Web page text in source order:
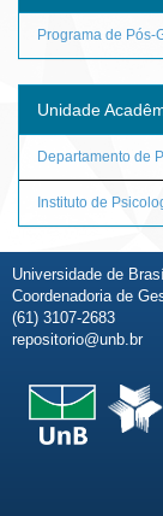
Programa de Pós-
Unidade
Departamento de
Instituto de
Universidade de
Coordenadoria de
(61) 3107-2683
repositorio@unb.br